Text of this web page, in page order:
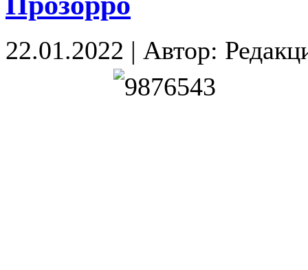
22.01.2022 | Автор: